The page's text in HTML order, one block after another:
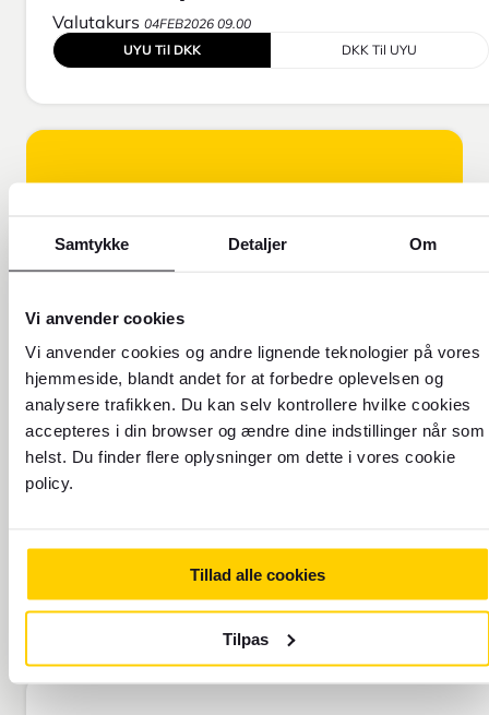
Samtykke Detaljer Om
Vi anvender cookies
Vi anvender cookies og andre lignende teknologier på vores
hjemmeside, blandt andet for at forbedre oplevelsen og
analysere trafikken. Du kan selv kontrollere hvilke cookies
accepteres i din browser og ændre dine indstillinger når som
helst. Du finder flere oplysninger om dette i vores cookie
policy.
Tillad alle cookies
Tilpas
Valutakurs 04FEB2026 09.00
UYU Til DKK
DKK Til UYU
FOREX FORKLARER!
Få flere oplysninger om, hvorfor
vores valutakurs er forskellig fra
den kurs, du ser online.